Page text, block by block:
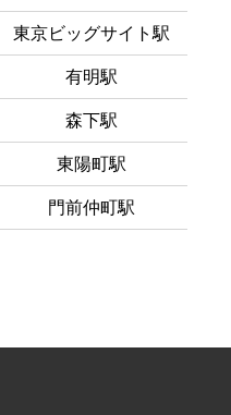
東京ビッグサイト駅
有明駅
森下駅
東陽町駅
門前仲町駅